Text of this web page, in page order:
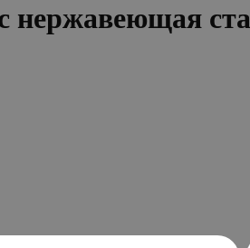
нержавеющая